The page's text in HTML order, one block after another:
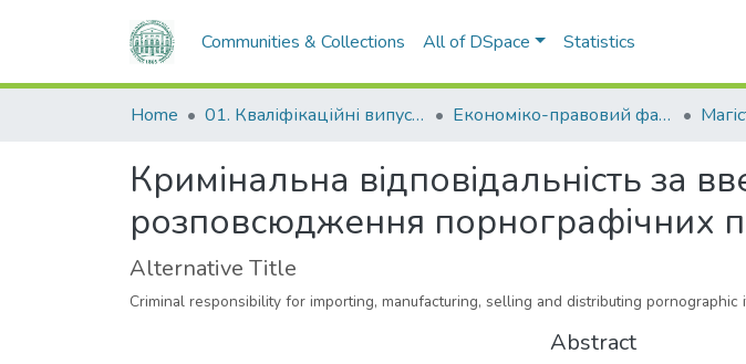
Communities & Collections All of DSpace Statistics
Home 01. Кваліфікаційні випускні роботи здобувачів вищої освіти Економіко-правовий факультет
Кримінальна відповідальність за
розповсюдження порнографічних
Alternative Title
Criminal responsibility for importing, manufacturing, selling and distributing pornographic
Abstract